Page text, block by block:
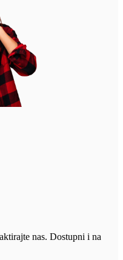
nas. Dostupni i na